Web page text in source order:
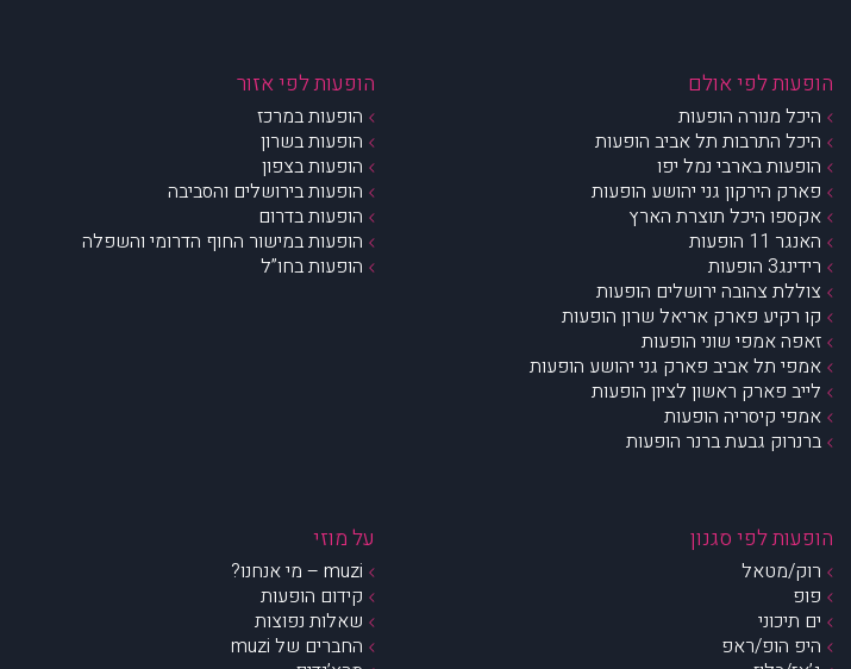
הופעות לפי אולם
היכל מנורה הופעות
היכל התרבות תל אביב הופעות
הופעות בארבי נמל יפו
פארק הירקון גני יהושע הופעות
אקספו היכל תוצרת הארץ
האנגר 11 הופעות
רידינג3 הופעות
צוללת צהובה ירושלים הופעות
קו רקיע פארק אריאל שרון הופעות
זאפה אמפי שוני הופעות
אמפי תל אביב פארק גני יהושע הופעות
לייב פארק ראשון לציון הופעות
אמפי קיסריה הופעות
ברנרוק גבעת ברנר הופעות
הופעות לפי אזור
הופעות במרכז
הופעות בשרון
הופעות בצפון
הופעות בירושלים והסביבה
הופעות בדרום
הופעות במישור החוף הדרומי והשפלה
הופעות בחו”ל
הופעות לפי סגנון
רוק/מטאל
פופ
ים תיכוני
היפ הופ/ראפ
על מוזי
muzi – מי אנחנו?
קידום הופעות
שאלות נפוצות
החברים של muzi